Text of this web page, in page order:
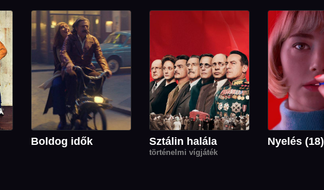
Boldog idők Sztálin halála
történelmi vígjáték
Nyelés (18)